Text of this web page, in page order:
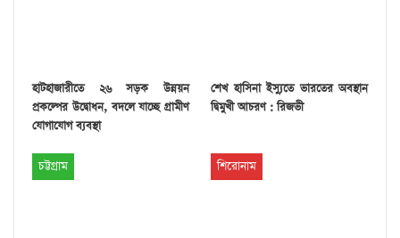
হাটহাজারীতে ২৬ সড়ক উন্নয়ন
প্রকল্পের উদ্বোধন, বদলে যাচ্ছে গ্রামীণ
যোগাযোগ ব্যবস্থা
শেখ হাসিনা ইস্যুতে ভারতের অবস্থান
দ্বিমুখী আচরণ : রিজভী
চট্টগ্রাম শিরোনাম